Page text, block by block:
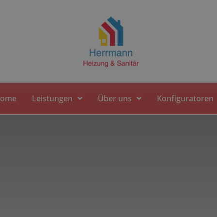
Leistungen Über uns Konfiguratoren